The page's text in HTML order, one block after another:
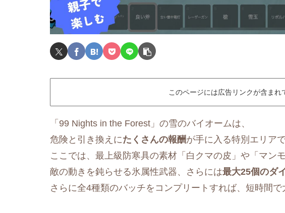
このページには広告リンクが含まれ
「99 Nights in the Forest」の雪のバイオームは、
危険と引き換えにたくさんの報酬が手に入る特別エリア
ここでは、最上級防寒具の素材「白クマの皮」や「マンモ
敵の動きを鈍らせる氷属性武器、さらには最大25個のダ
さらに全4種類のバッチをコンプリートすれば、短時間